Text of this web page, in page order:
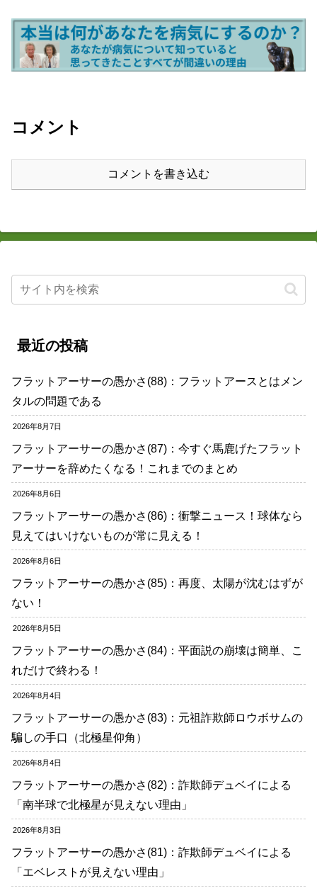
コメント
コメントを書き込む
最近の投稿
フラットアーサーの愚かさ(88)：フラットアースとはメン
タルの問題である
2026年8月7日
フラットアーサーの愚かさ(87)：今すぐ馬鹿げたフラット
アーサーを辞めたくなる！これまでのまとめ
2026年8月6日
フラットアーサーの愚かさ(86)：衝撃ニュース！球体なら
見えてはいけないものが常に見える！
2026年8月6日
フラットアーサーの愚かさ(85)：再度、太陽が沈むはずが
ない！
2026年8月5日
フラットアーサーの愚かさ(84)：平面説の崩壊は簡単、こ
れだけで終わる！
2026年8月4日
フラットアーサーの愚かさ(83)：元祖詐欺師ロウボサムの
騙しの手口（北極星仰角）
2026年8月4日
フラットアーサーの愚かさ(82)：詐欺師デュベイによる
「南半球で北極星が見えない理由」
2026年8月3日
フラットアーサーの愚かさ(81)：詐欺師デュベイによる
「エベレストが見えない理由」